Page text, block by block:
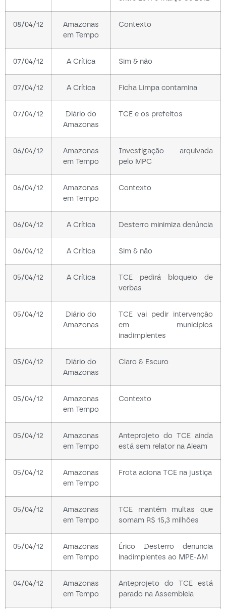
08/04/12
Amazonas
em Tempo
Contexto
07/04/12 A Crítica Sim & não
07/04/12 A Crítica Ficha Limpa contamina
07/04/12
Diário do
Amazonas
TCE e os prefeitos
06/04/12
Amazonas
em Tempo
Investigação arquivada
pelo MPC
06/04/12
Amazonas
em Tempo
Contexto
06/04/12 A Crítica Desterro minimiza denúncia
06/04/12 A Crítica Sim & não
05/04/12 A Crítica
TCE pedirá bloqueio de
verbas
05/04/12
Diário do
Amazonas
TCE vai pedir intervenção
em municípios
inadimplentes
05/04/12
Diário do
Amazonas
Claro & Escuro
05/04/12
Amazonas
em Tempo
Contexto
05/04/12
Amazonas
em Tempo
Anteprojeto do TCE ainda
está sem relator na Aleam
05/04/12
Amazonas
em Tempo
Frota aciona TCE na justiça
05/04/12
Amazonas
em Tempo
TCE mantém multas que
somam R$ 15,3 milhões
05/04/12
Amazonas
em Tempo
Érico Desterro denuncia
inadimplentes ao MPE-AM
04/04/12
Amazonas
em Tempo
Anteprojeto do TCE está
parado na Assembleia